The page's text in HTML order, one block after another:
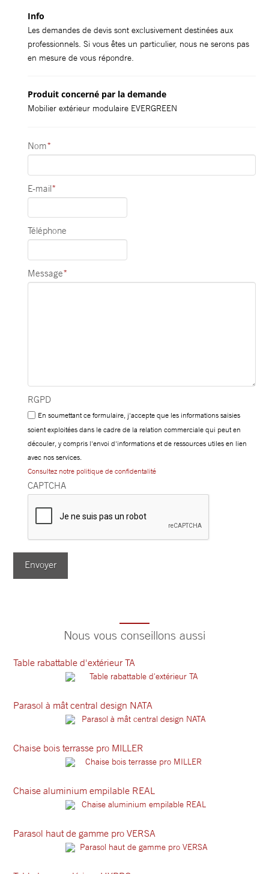
Info
Les demandes de devis sont exclusivement destinées aux
professionnels. Si vous êtes un particulier, nous ne serons pas
en mesure de vous répondre.
Produit concerné par la demande
Mobilier extérieur modulaire EVERGREEN
Nom*
E-mail*
Téléphone
Message*
RGPD
En soumettant ce formulaire, j'accepte que les informations saisies
soient exploitées dans le cadre de la relation commerciale qui peut en
découler, y compris l'envoi d'informations et de ressources utiles en lien
avec nos services.
Consultez notre politique de confidentalité
CAPTCHA
Envoyer
Nous vous conseillons aussi
Table rabattable d'extérieur TA
Parasol à mât central design NATA
Chaise bois terrasse pro MILLER
Chaise aluminium empilable REAL
Parasol haut de gamme pro VERSA